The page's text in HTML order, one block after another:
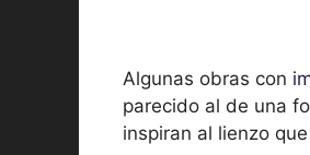
Algunas obras con
parecido al de una
inspiran al lienzo